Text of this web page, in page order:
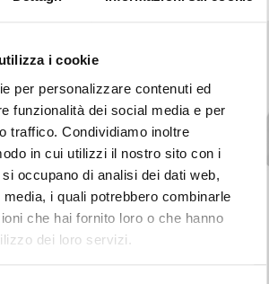
i cookie
per personalizzare contenuti ed
funzionalità dei social media e per
traffico. Condividiamo inoltre
in cui utilizzi il nostro sito con i
occupano di analisi dei dati web,
i quali potrebbero combinarle
che hai fornito loro o che hanno
dei loro servizi.